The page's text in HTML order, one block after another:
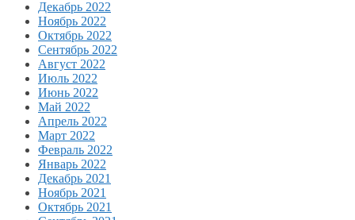
Декабрь 2022
Ноябрь 2022
Октябрь 2022
Сентябрь 2022
Август 2022
Июль 2022
Июнь 2022
Май 2022
Апрель 2022
Март 2022
Февраль 2022
Январь 2022
Декабрь 2021
Ноябрь 2021
Октябрь 2021